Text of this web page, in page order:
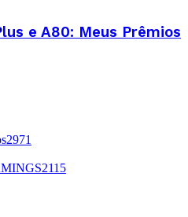
e A80: Meus Prêmios
2971
2115